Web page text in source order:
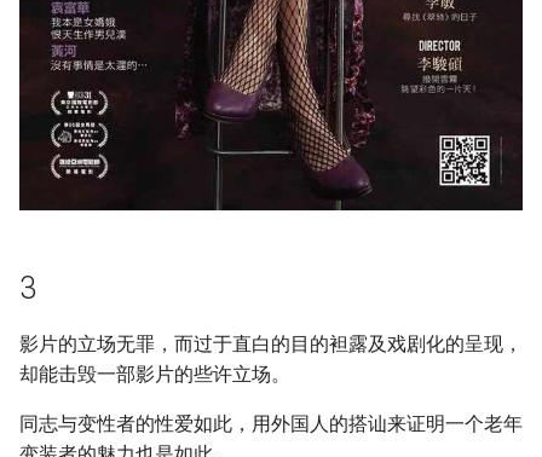
3
影片的立场无罪，而过于直白的目的袒露及戏剧化的呈现，
却能击毁一部影片的些许立场。
同志与变性者的性爱如此，用外国人的搭讪来证明一个老年